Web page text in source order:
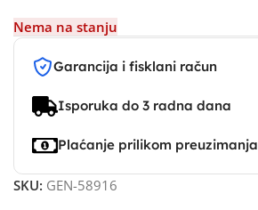
Nema na stanju
Garancija i fisklani račun
Isporuka do 3 radna dana
Plaćanje prilikom preuzimanja
SKU: GEN-58916